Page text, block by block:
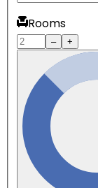
Rooms
– +